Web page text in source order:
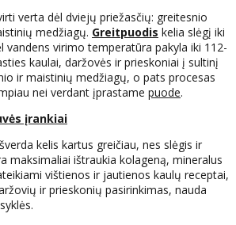
verta dėl dviejų priežasčių: greitesnio
medžiagų. Greitpuodis kelia slėgį iki
virimo temperatūra pakyla iki 112-
kaulai, daržovės ir prieskoniai į sultinį
ir maistinių medžiagų, o pats procesas
nei verdant įprastame puode.
įrankiai
kelis kartus greičiau, nes slėgis ir
maksimaliai ištraukia kolageną, mineralus
vištienos ir jautienos kaulų receptai,
ir prieskonių pasirinkimas, nauda